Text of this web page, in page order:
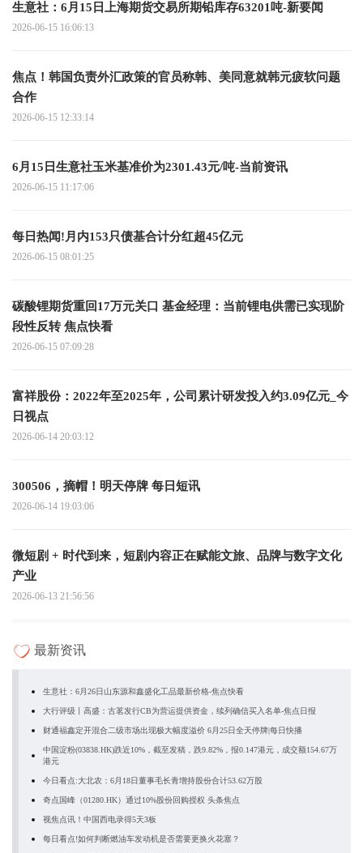
生意社：6月15日上海期货交易所期铅库存63201吨-新要闻
2026-06-15 16:06:13
焦点！韩国负责外汇政策的官员称韩、美同意就韩元疲软问题
合作
2026-06-15 12:33:14
6月15日生意社玉米基准价为2301.43元/吨-当前资讯
2026-06-15 11:17:06
每日热闻!月内153只债基合计分红超45亿元
2026-06-15 08:01:25
碳酸锂期货重回17万元关口 基金经理：当前锂电供需已实现阶
段性反转 焦点快看
2026-06-15 07:09:28
富祥股份：2022年至2025年，公司累计研发投入约3.09亿元_今
日视点
2026-06-14 20:03:12
300506，摘帽！明天停牌 每日短讯
2026-06-14 19:03:06
微短剧 + 时代到来，短剧内容正在赋能文旅、品牌与数字文化
产业
2026-06-13 21:56:56
最新资讯
生意社：6月26日山东源和鑫盛化工品最新价格-焦点快看
大行评级丨高盛：古茗发行CB为营运提供资金，续列确信买入名单-焦点日报
财通福鑫定开混合二级市场出现极大幅度溢价 6月25日全天停牌|每日快播
中国淀粉(03838.HK)跌近10%，截至发稿，跌9.82%，报0.147港元，成交额154.67万
港元
今日看点:大北农：6月18日董事毛长青增持股份合计53.62万股
奇点国峰（01280.HK）通过10%股份回购授权 头条焦点
视焦点讯！中国西电录得5天3板
每日看点!如何判断燃油车发动机是否需要更换火花塞？